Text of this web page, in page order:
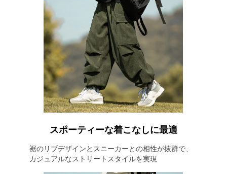
スポーティーな着こなしに最適
裾のリブデザインとスニーカーとの相性が抜群で、
カジュアルなストリートスタイルを実現